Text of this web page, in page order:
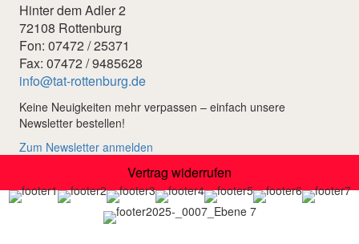
Hinter dem Adler 2
72108 Rottenburg
Fon: 07472 / 25371
Fax: 07472 / 9485628
info@tat-rottenburg.de
Keine Neuigkeiten mehr verpassen – einfach unsere
Newsletter bestellen!
Zum Newsletter anmelden
Vertrag widerrufen